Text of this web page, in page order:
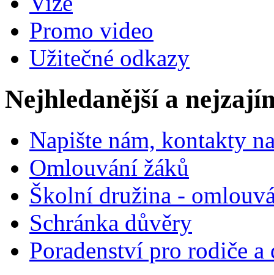
Promo video
Užitečné odkazy
Nejhledanější a
Napište nám, kontakty
Omlouvání žáků
Školní družina -
Schránka důvěry
Poradenství pro rodiče